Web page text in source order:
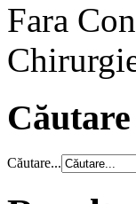
Fara
Căutare
Căutare...